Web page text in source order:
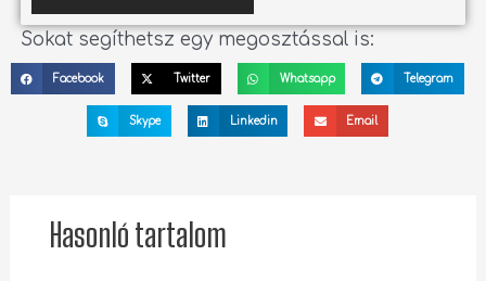
Sokat segíthetsz egy megosztással is:
Facebook Twitter Whatsapp Telegram
Skype Linkedin Email
Hasonló tartalom